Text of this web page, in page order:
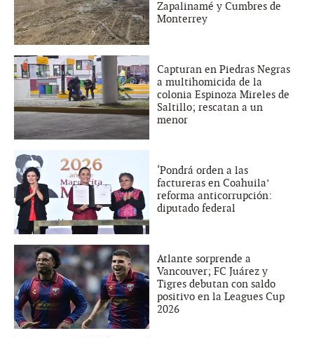
Zapalinamé y Cumbres de
Monterrey
Capturan en Piedras Negras
a multihomicida de la
colonia Espinoza Mireles de
Saltillo; rescatan a un
menor
‘Pondrá orden a las
factureras en Coahuila’
reforma anticorrupción:
diputado federal
Atlante sorprende a
Vancouver; FC Juárez y
Tigres debutan con saldo
positivo en la Leagues Cup
2026